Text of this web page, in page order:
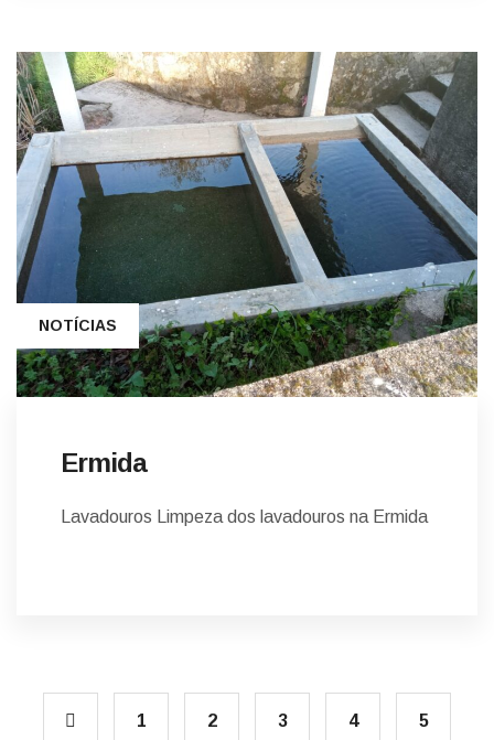
NOTÍCIAS
Ermida
Lavadouros Limpeza dos lavadouros na Ermida
1 2 3 4 5